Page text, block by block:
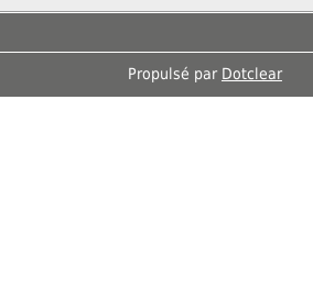
Propulsé par Dotclear